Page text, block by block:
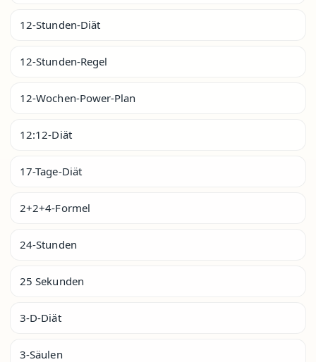
12-Stunden-Diät
12-Stunden-Regel
12-Wochen-Power-Plan
12:12-Diät
17-Tage-Diät
2+2+4-Formel
24-Stunden
25 Sekunden
3-D-Diät
3-Säulen